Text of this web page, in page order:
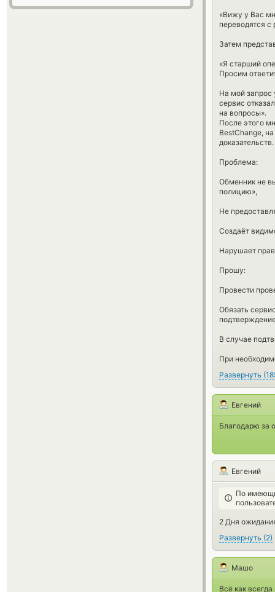
«Вижу у Вас
переводятся
Затем
«Я старший
Просим
На мой запрос
сервис
на вопросы».
После этого
BestChange,
доказательств.
Проблема:
Обменник не
полицию»,
Не
Создаёт
Нарушает
Прошу:
Провести
Обязать
В случае
При
Развернуть (
Евгений
Благодарю за
Евгений
По
2 Дня
Развернуть (2)
Машо
Всё как